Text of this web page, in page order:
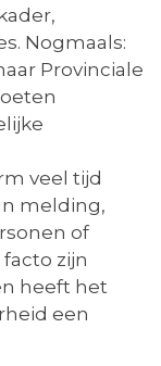
Nogmaals:
Provinciale
veel tijd
melding,
of
zijn
heeft het
een